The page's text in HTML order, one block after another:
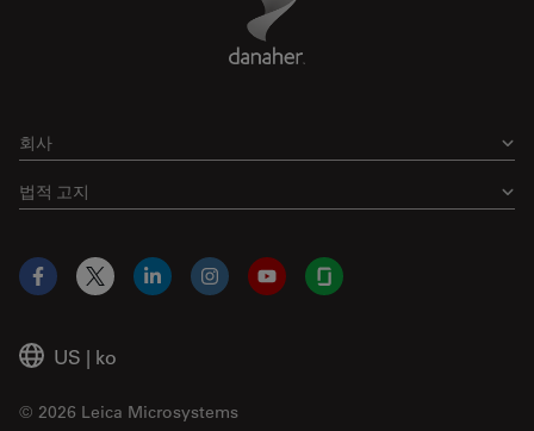
회사
법적 고지
US | ko
© 2026 Leica Microsystems
Facebook
X LinkedInInstagramYouTubeGlassdoor